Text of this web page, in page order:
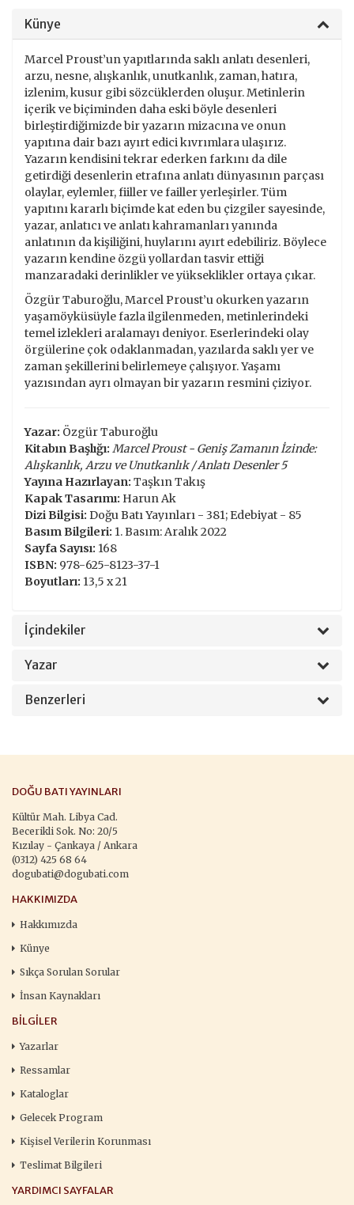
Künye
Marcel Proust’un yapıtlarında saklı anlatı desenleri,
arzu, nesne, alışkanlık, unutkanlık, zaman, hatıra,
izlenim, kusur gibi sözcüklerden oluşur. Metinlerin
içerik ve biçiminden daha eski böyle desenleri
birleştirdiğimizde bir yazarın mizacına ve onun
yapıtına dair bazı ayırt edici kıvrımlara ulaşırız.
Yazarın kendisini tekrar ederken farkını da dile
getirdiği desenlerin etrafına anlatı dünyasının parçası
olaylar, eylemler, fiiller ve failler yerleşirler. Tüm
yapıtını kararlı biçimde kat eden bu çizgiler sayesinde,
yazar, anlatıcı ve anlatı kahramanları yanında
anlatının da kişiliğini, huylarını ayırt edebiliriz. Böylece
yazarın kendine özgü yollardan tasvir ettiği
manzaradaki derinlikler ve yükseklikler ortaya çıkar.
Özgür Taburoğlu, Marcel Proust’u okurken yazarın
yaşamöyküsüyle fazla ilgilenmeden, metinlerindeki
temel izlekleri aralamayı deniyor. Eserlerindeki olay
örgülerine çok odaklanmadan, yazılarda saklı yer ve
zaman şekillerini belirlemeye çalışıyor. Yaşamı
yazısından ayrı olmayan bir yazarın resmini çiziyor.
Yazar: Özgür Taburoğlu
Kitabın Başlığı: Marcel Proust - Geniş Zamanın İzinde:
Alışkanlık, Arzu ve Unutkanlık / Anlatı Desenler 5
Yayına Hazırlayan: Taşkın Takış
Kapak Tasarımı: Harun Ak
Dizi Bilgisi: Doğu Batı Yayınları - 381; Edebiyat - 85
Basım Bilgileri: 1. Basım: Aralık 2022
Sayfa Sayısı: 168
ISBN: 978-625-8123-37-1
Boyutları: 13,5 x 21
İçindekiler
Yazar
Benzerleri
DOĞU BATI YAYINLARI
Kültür Mah. Libya Cad.
Becerikli Sok. No: 20/5
Kızılay - Çankaya / Ankara
(0312) 425 68 64
dogubati@dogubati.com
HAKKIMIZDA
Hakkımızda
Künye
Sıkça Sorulan Sorular
İnsan Kaynakları
BILGILER
Yazarlar
Ressamlar
Kataloglar
Gelecek Program
Kişisel Verilerin Korunması
Teslimat Bilgileri
YARDIMCI SAYFALAR